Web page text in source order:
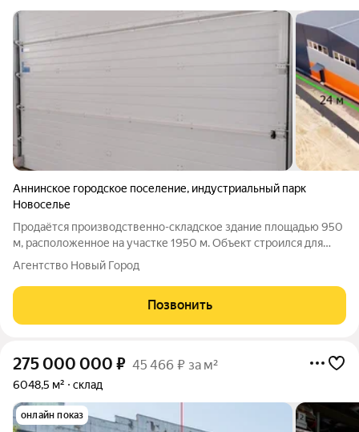
Аннинское городское поселение, индустриальный парк
Новоселье
Продаётся производственно-складское здание площадью 950
м, расположенное на участке 1950 м. Объект строился для
собственных нужд, по индивидуальному проекту, с
соблюдением всех норм и строительным контролем.
Агентство Новый Город
Позвонить
275 000 000 ₽ 45 466 ₽ за м²
6048,5 м² склад
онлайн показ